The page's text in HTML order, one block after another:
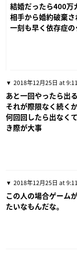
結婚だったら400万
相手から婚約破棄
一刻も早く依存症
2018年12月25日 at
あと一回やったら出
それが際限なく続く
何回回したら出なく
き際が大事
2018年12月25日 at
この人の場合ゲーム
たいなもんだな。